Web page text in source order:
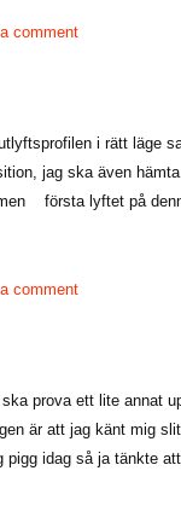
comment
i rätt läge
jag ska även
första lyftet på
comment
prova ett lite annat
är att jag känt mig
pigg idag så ja tänkte